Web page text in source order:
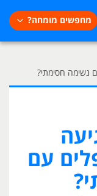
מחפשים מומחה?
נשימה חסימתי?
עם